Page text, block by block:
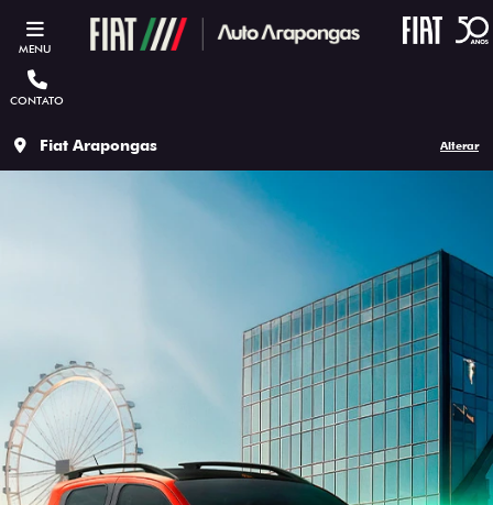
MENU
CONTATO
Fiat Arapongas Alterar
ESTOU INTERESSADO